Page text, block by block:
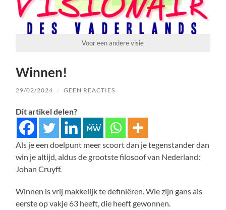
Voor een andere visie
Winnen!
29/02/2024 / GEEN REACTIES
Dit artikel delen?
Als je een doelpunt meer scoort dan je tegenstander dan
win je altijd, aldus de grootste filosoof van Nederland:
Johan Cruyff.
Winnen is vrij makkelijk te definiëren. Wie zijn gans als
eerste op vakje 63 heeft, die heeft gewonnen.